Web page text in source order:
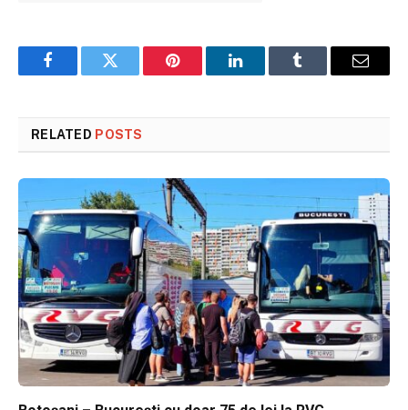
FacebookTwitter Pinterest LinkedInTumblr Email
RELATED POSTS